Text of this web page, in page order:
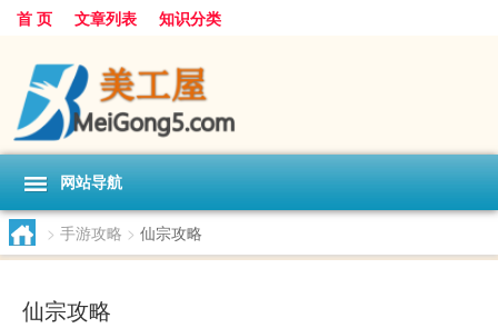
首 页 文章列表 知识分类
网站导航
> 手游攻略 > 仙宗攻略
仙宗攻略